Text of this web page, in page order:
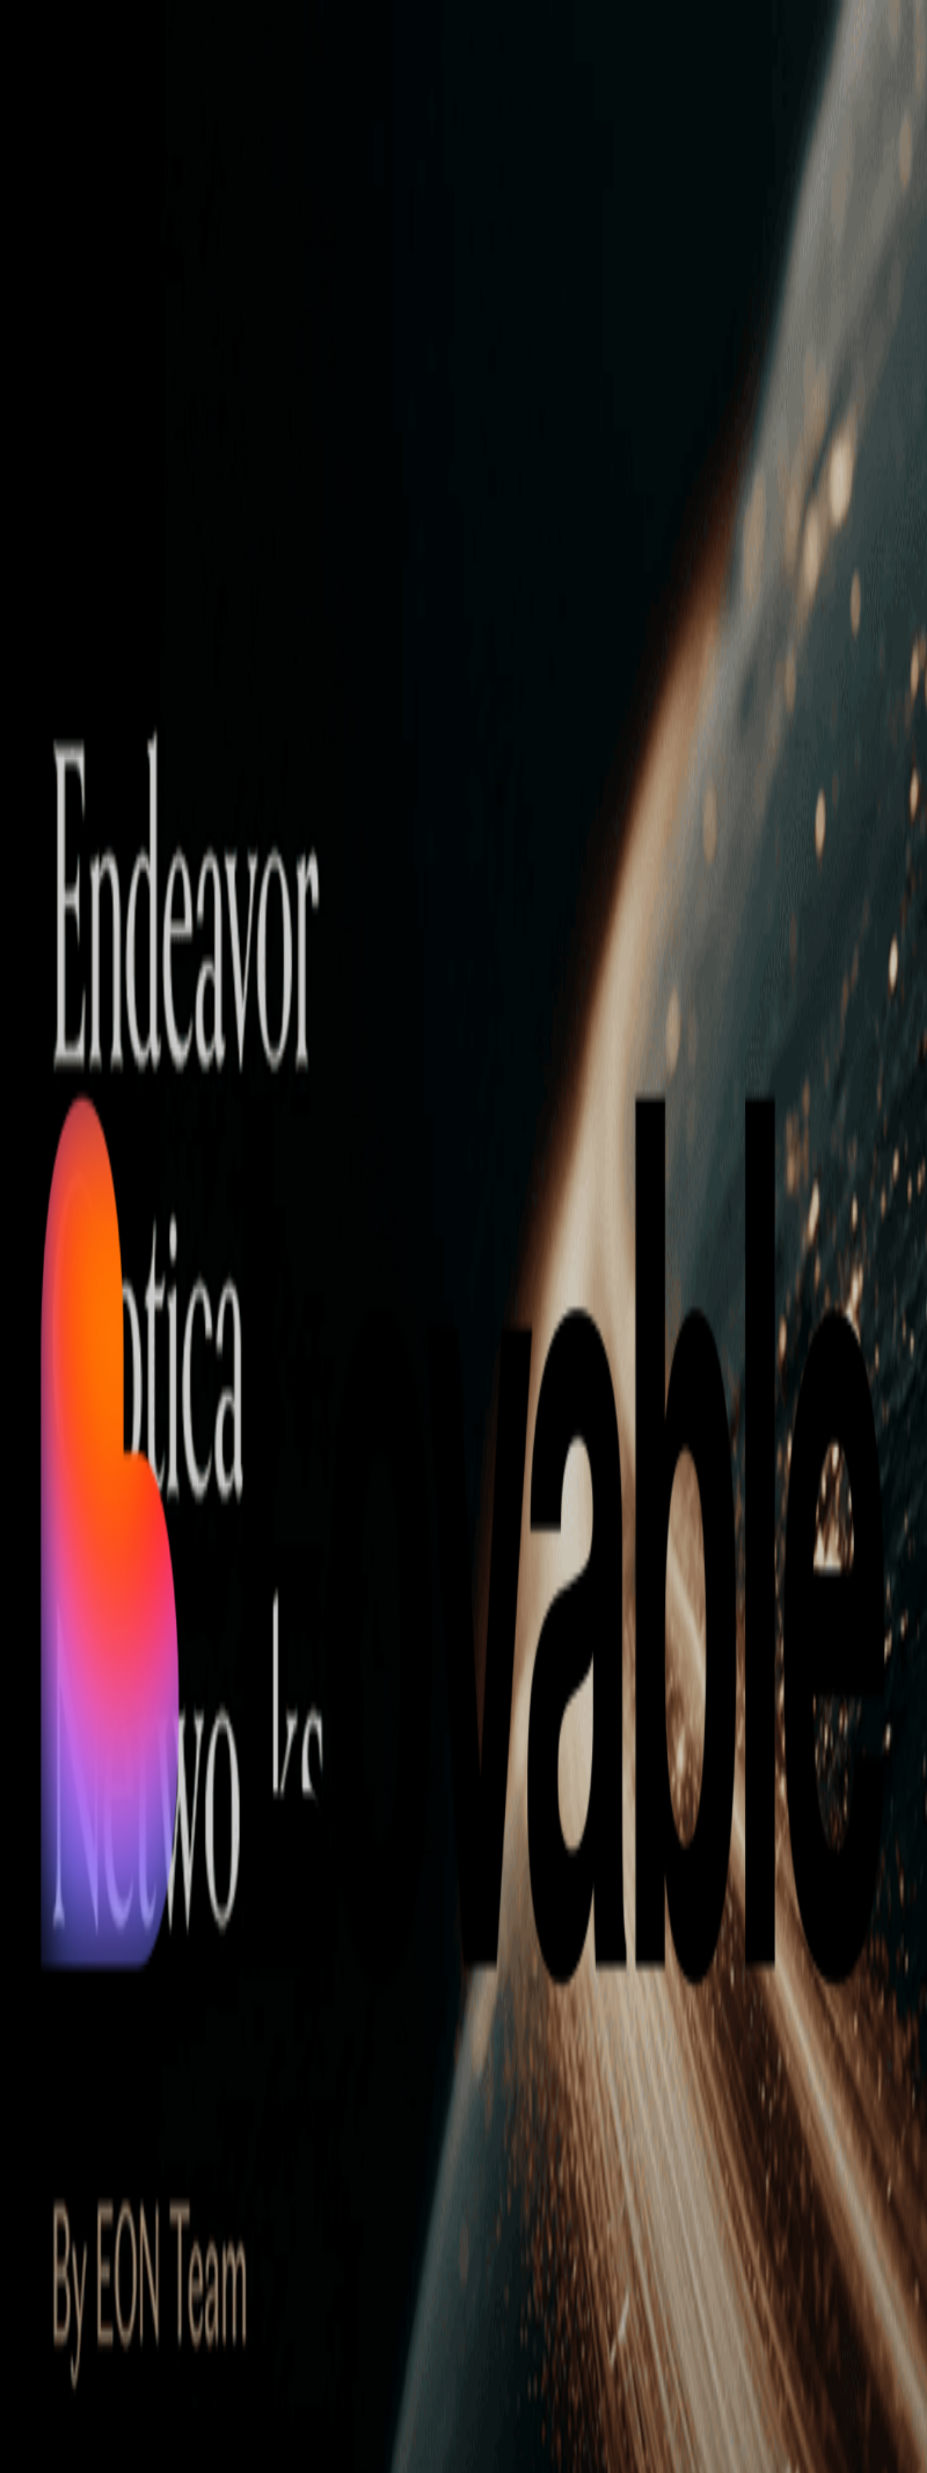
Who we are
AT PARTNERSが提供するファンド・オブ・ファンズを活用した
オープンイノベーション活動のフロー
詳しく見る
AT PARTNERS3つの強み
Startup Database